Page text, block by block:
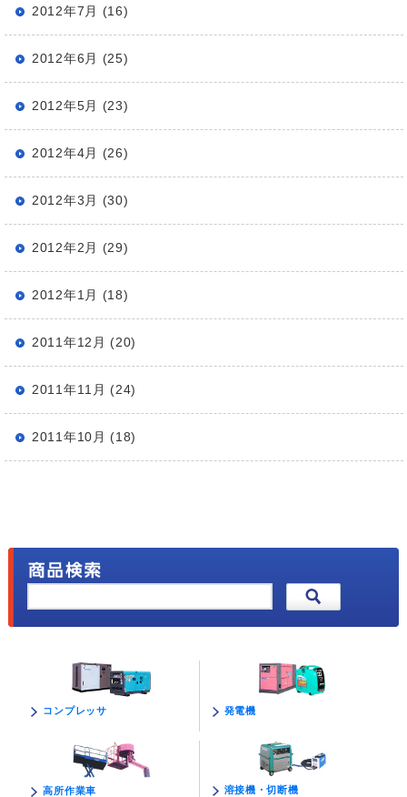
2012年7月 (16)
2012年6月 (25)
2012年5月 (23)
2012年4月 (26)
2012年3月 (30)
2012年2月 (29)
2012年1月 (18)
2011年12月 (20)
2011年11月 (24)
2011年10月 (18)
コンプレッサ 発電機
高所作業車 溶接機・切断機